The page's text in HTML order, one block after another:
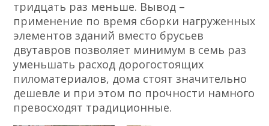
тридцать раз меньше. Вывод –
применение по время сборки нагруженных
элементов зданий вместо брусьев
двутавров позволяет минимум в семь раз
уменьшать расход дорогостоящих
пиломатериалов, дома стоят значительно
дешевле и при этом по прочности намного
превосходят традиционные.